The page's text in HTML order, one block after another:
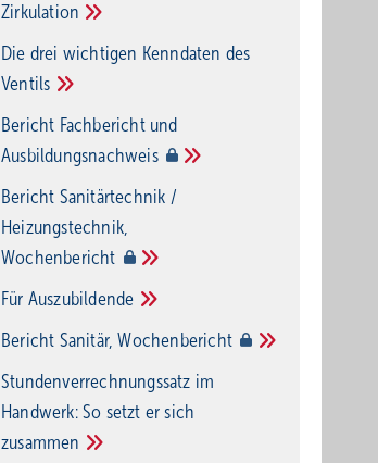
Zirkulation
Die drei wichtigen Kenndaten des
Ventils
Bericht Fachbericht und
Ausbildungsnachweis
Bericht Sanitärtechnik /
Heizungstechnik,
Wochenbericht
Für Auszubildende
Bericht Sanitär,Wochenbericht
Stundenverrechnungssatz im
Handwerk: So setzt er sich
zusammen